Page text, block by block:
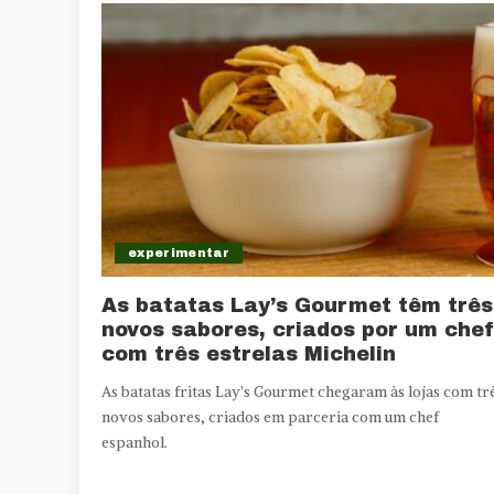
experimentar
As batatas Lay’s Gourmet têm três
novos sabores, criados por um chef
com três estrelas Michelin
As batatas fritas Lay's Gourmet chegaram às lojas com
novos sabores, criados em parceria com um chef
espanhol.